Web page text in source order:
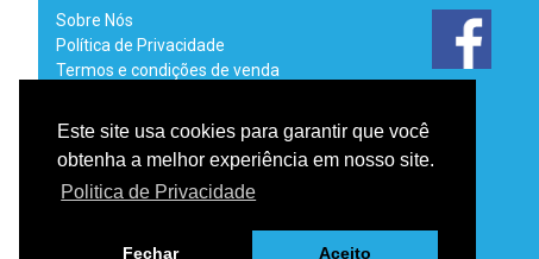
Este site usa cookies para garantir que você
obtenha a melhor experiência em nosso site.
Politica de Privacidade
Fechar Aceito
Sobre Nós
Política de Privacidade
Termos e condições de venda
Link Uteis - RAL
Livro de Reclamações Electrónico
RGPD